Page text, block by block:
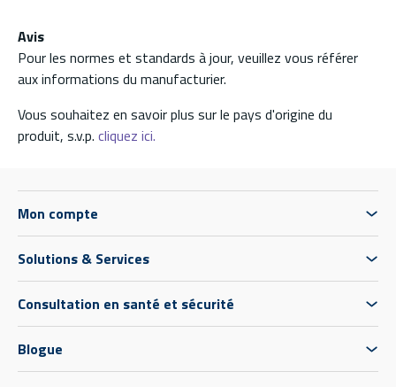
Avis
Pour les normes et standards à jour, veuillez vous référer
aux informations du manufacturier.
Vous souhaitez en savoir plus sur le pays d'origine du
produit, s.v.p. cliquez ici.
Mon compte
Solutions & Services
Consultation en santé et sécurité
Blogue